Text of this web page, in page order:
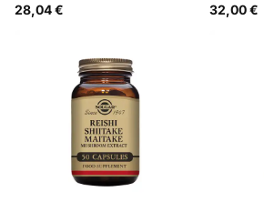
28,04 € 32,00 €